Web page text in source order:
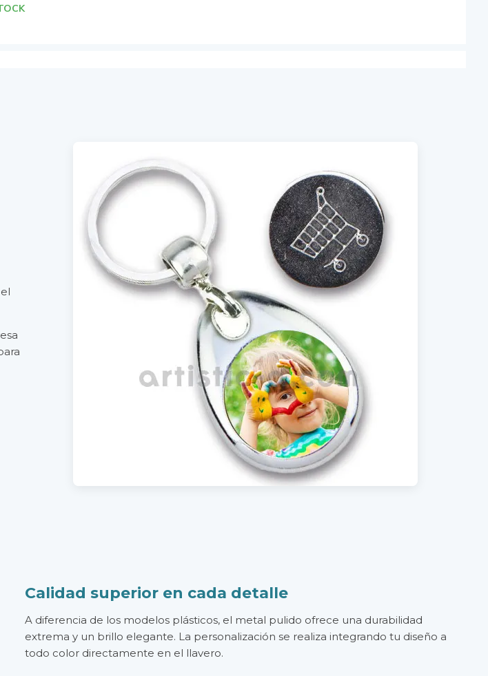
Calidad superior en cada detalle
A diferencia de los modelos plásticos, el metal pulido ofrece una durabilidad
extrema y un brillo elegante. La personalización se realiza integrando tu diseño a
todo color directamente en el llavero.